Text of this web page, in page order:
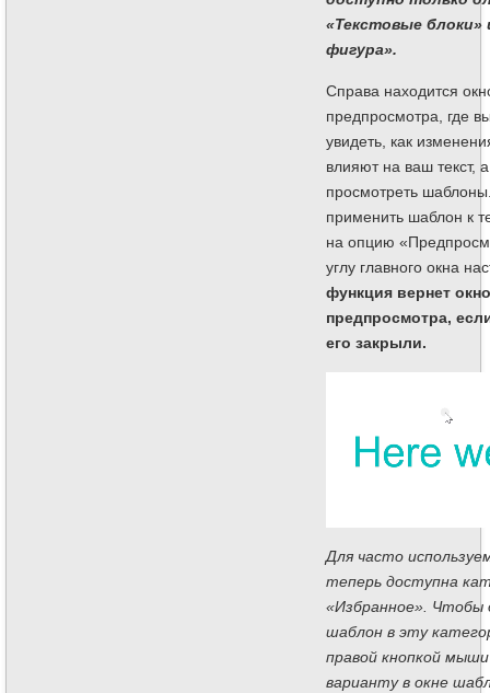
«Текстовые блоки»
фигура».
Справа находится
предпросмотра, где
увидеть, как
влияют на ваш текст,
просмотреть
применить шаблон к
на опцию
углу главного окна
функция вернет окно
предпросмотра,
его закрыли.
Для часто
теперь доступна
«Избранное». Чтобы
шаблон в эту
правой кнопкой
варианту в окне